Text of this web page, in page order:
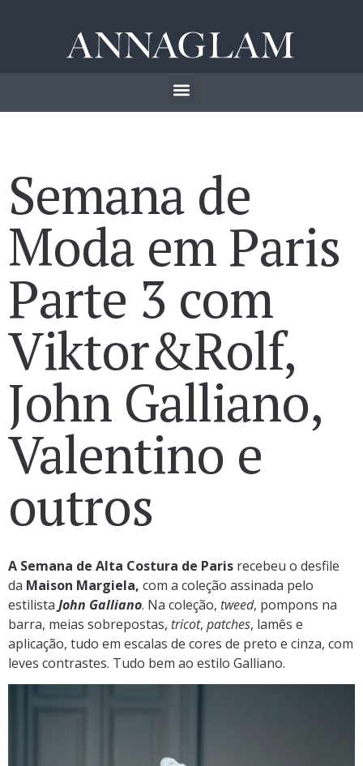
Semana de
Moda em Paris
Parte 3 com
Viktor&Rolf,
John Galliano,
Valentino e
outros
A Semana de Alta Costura de Paris recebeu o desfile
da Maison Margiela, com a coleção assinada pelo
estilista John Galliano. Na coleção, tweed, pompons na
barra, meias sobrepostas, tricot, patches, lamês e
aplicação, tudo em escalas de cores de preto e cinza, com
leves contrastes. Tudo bem ao estilo Galliano.